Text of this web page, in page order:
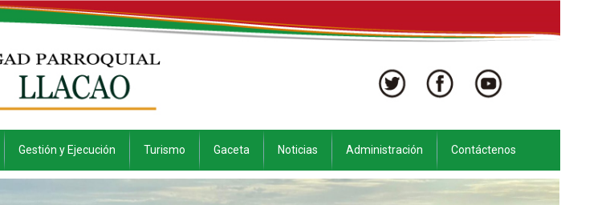
Gestión y Ejecución Turismo Gaceta Noticias Administración Contáctenos